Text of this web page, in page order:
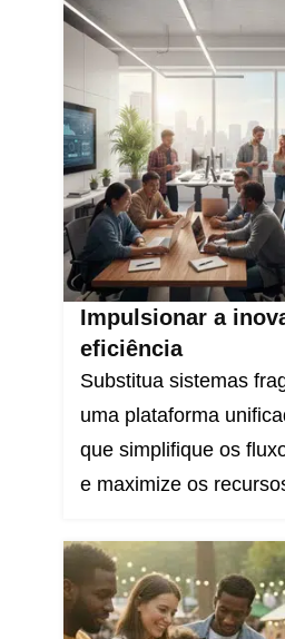
Impulsionar a
eficiência
Substitua sistemas
uma plataforma
que simplifique os
e maximize os